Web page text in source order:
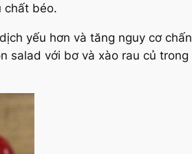
chất béo.
yếu hơn và tăng nguy cơ chấn
salad với bơ và xào rau củ trong